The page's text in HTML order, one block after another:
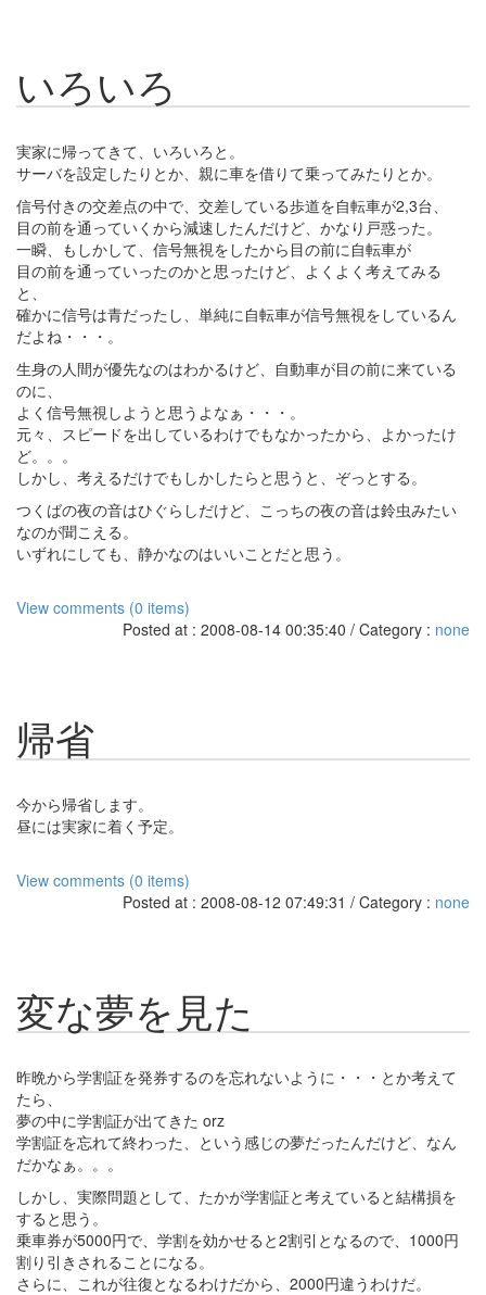
いろいろ
実家に帰ってきて、いろいろと。
サーバを設定したりとか、親に車を借りて乗ってみたりとか。
信号付きの交差点の中で、交差している歩道を自転車が2,3台、
目の前を通っていくから減速したんだけど、かなり戸惑った。
一瞬、もしかして、信号無視をしたから目の前に自転車が
目の前を通っていったのかと思ったけど、よくよく考えてみる
と、
確かに信号は青だったし、単純に自転車が信号無視をしているん
だよね・・・。
生身の人間が優先なのはわかるけど、自動車が目の前に来ている
のに、
よく信号無視しようと思うよなぁ・・・。
元々、スピードを出しているわけでもなかったから、よかったけ
ど。。。
しかし、考えるだけでもしかしたらと思うと、ぞっとする。
つくばの夜の音はひぐらしだけど、こっちの夜の音は鈴虫みたい
なのが聞こえる。
いずれにしても、静かなのはいいことだと思う。
View comments (0 items)
Posted at : 2008-08-14 00:35:40 / Category : none
帰省
今から帰省します。
昼には実家に着く予定。
View comments (0 items)
Posted at : 2008-08-12 07:49:31 / Category : none
変な夢を見た
昨晩から学割証を発券するのを忘れないように・・・とか考えて
たら、
夢の中に学割証が出てきた orz
学割証を忘れて終わった、という感じの夢だったんだけど、なん
だかなぁ。。。
しかし、実際問題として、たかが学割証と考えていると結構損を
すると思う。
乗車券が5000円で、学割を効かせると2割引となるので、1000円
割り引きされることになる。
さらに、これが往復となるわけだから、2000円違うわけだ。